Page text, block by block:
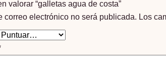
valorar “galletas agua de costa”
correo electrónico no será publicada. Los